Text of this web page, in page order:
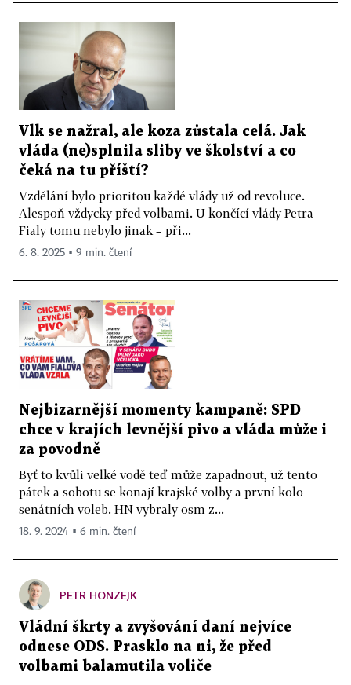
Vlk se nažral, ale koza zůstala celá. Jak
vláda (ne)splnila sliby ve školství a co
čeká na tu příští?
Vzdělání bylo prioritou každé vlády už od revoluce.
Alespoň vždycky před volbami. U končící vlády Petra
Fialy tomu nebylo jinak – při...
6. 8. 2025 ▪ 9 min. čtení
Nejbizarnější momenty kampaně: SPD
chce v krajích levnější pivo a vláda může i
za povodně
Byť to kvůli velké vodě teď může zapadnout, už tento
pátek a sobotu se konají krajské volby a první kolo
senátních voleb. HN vybraly osm z...
18. 9. 2024 ▪ 6 min. čtení
PETR HONZEJK
Vládní škrty a zvyšování daní nejvíce
odnese ODS. Prasklo na ni, že před
volbami balamutila voliče